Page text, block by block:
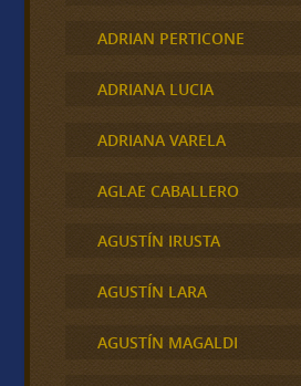
ADRIAN PERTICONE
ADRIANA LUCIA
ADRIANA VARELA
AGLAE CABALLERO
AGUSTÍN IRUSTA
AGUSTÍN LARA
AGUSTÍN MAGALDI